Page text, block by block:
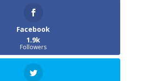
Facebook
1.9k
Followers